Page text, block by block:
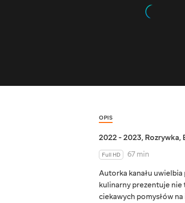
OPIS
2022 - 2023, Rozrywka,
Full HD
67 min
Autorka kanału
kulinarny prezentuje nie
ciekawych pomysłów